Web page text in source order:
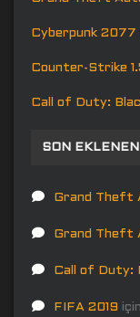
Cyberpunk 2077
Counter-Strike
Call of Duty:
SON
Grand Theft
Grand Theft
Call of Duty:
FIFA 2019 için